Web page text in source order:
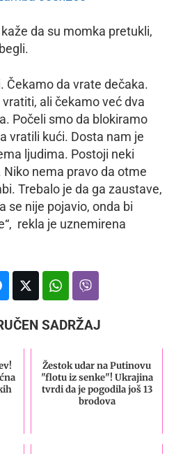
da su momka pretukli,
Čekamo da vrate dečaka.
ali čekamo već dva
Počeli smo da blokiramo
vratili kući. Dosta nam je
ljudima. Postoji neki
Niko nema pravo da otme
Trebalo je da ga zaustave,
se ​​nije pojavio, onda bi
rekla je uznemirena
SADRŽAJ
Žestok udar na Putinovu
"flotu iz senke"! Ukrajina
tvrdi da je pogodila još 13
brodova